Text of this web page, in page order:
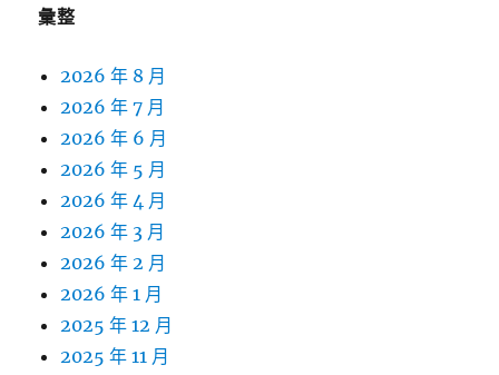
彙整
2026 年 8 月
2026 年 7 月
2026 年 6 月
2026 年 5 月
2026 年 4 月
2026 年 3 月
2026 年 2 月
2026 年 1 月
2025 年 12 月
2025 年 11 月